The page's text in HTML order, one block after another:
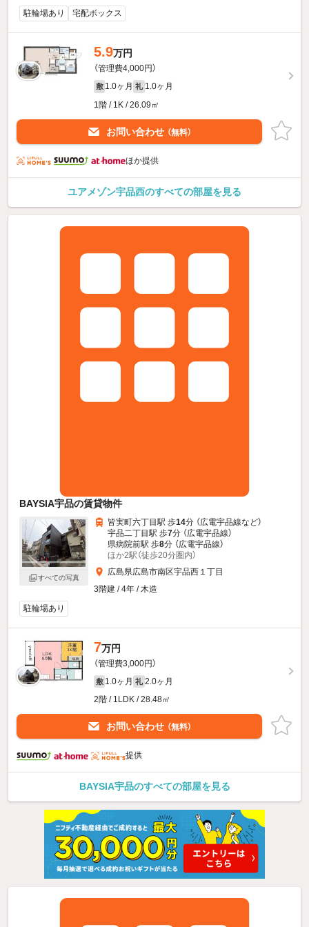
駐輪場あり
宅配ボックス
5.9万円
（管理費4,000円）
敷 1.0ヶ月 礼 1.0ヶ月
1階 / 1K / 26.09㎡
お問い合わせ （無料）
ほか提供
ユアメゾン宇品西のすべての部屋を見る
BAYSIA宇品の賃貸物件
すべての写真
皆実町六丁目駅 歩14分 （広電宇品線など）
宇品二丁目駅 歩7分 （広電宇品線）
県病院前駅 歩8分 （広電宇品線）
ほか2駅（徒歩20分圏内）
広島県広島市南区宇品西１丁目
3階建 / 4年 / 木造
駐輪場あり
7万円
（管理費3,000円）
敷 1.0ヶ月 礼 2.0ヶ月
2階 / 1LDK / 28.48㎡
お問い合わせ （無料）
提供
BAYSIA宇品のすべての部屋を見る